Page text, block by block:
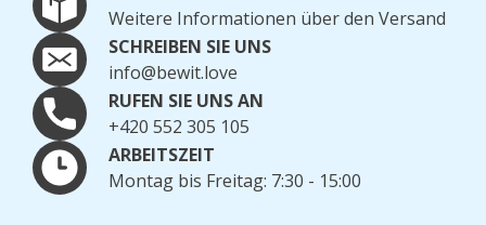
Weitere Informationen über den Versand
SCHREIBEN SIE UNS
info@bewit.love
RUFEN SIE UNS AN
+420 552 305 105
ARBEITSZEIT
Montag bis Freitag: 7:30 - 15:00